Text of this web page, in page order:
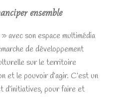
ensemble
son espace multimédia
de développement
sur le territoire
et le pouvoir d’agir. C’est un
d’initiatives, pour faire et